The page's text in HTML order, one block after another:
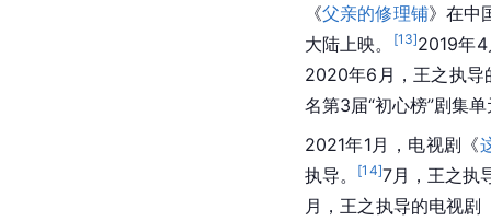
《父亲的修理铺》在中
大陆上映。
[13]2019年4
2020年6月，王之执导
名第3届“初心榜”剧集
2021年1月，电视剧《
执导。
[14]7月，王之执
月，王之执导的电视剧